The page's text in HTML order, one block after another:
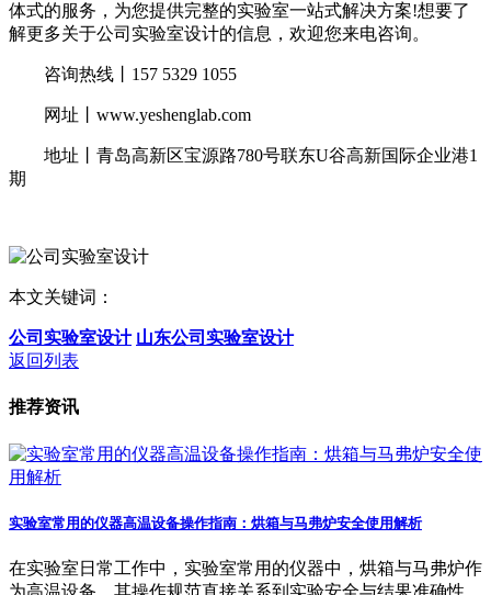
体式的服务，为您提供完整的实验室一站式解决方案!想要了
解更多关于公司实验室设计的信息，欢迎您来电咨询。
咨询热线丨157 5329 1055
网址丨www.yeshenglab.com
地址丨青岛高新区宝源路780号联东U谷高新国际企业港1
期
本文关键词：
公司实验室设计 山东公司实验室设计
返回列表
推荐资讯
实验室常用的仪器高温设备操作指南：烘箱与马弗炉安全使用解析
在实验室日常工作中，实验室常用的仪器中，烘箱与马弗炉作
为高温设备，其操作规范直接关系到实验安全与结果准确性。